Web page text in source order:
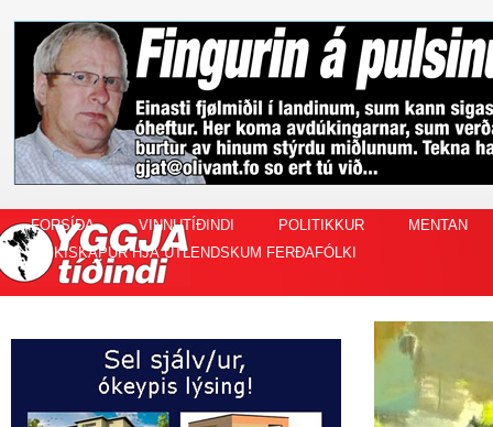
FORSÍÐA VINNUTÍÐINDI POLITIKKUR
MENTAN
FISKISKAPUR HJÁ ÚTLENDSKUM FERÐAFÓLKI